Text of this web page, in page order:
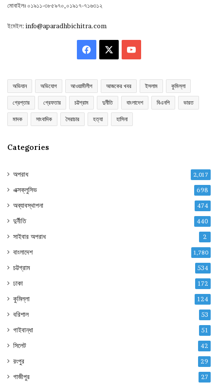
মোবাইলঃ ০১৯১১-৩৮৫৯৭০,০১৯১৭-৭১৬৩১২
ইমেইল:info@aparadhbichitra.com
Facebook YouTube
অভিযান অভিযোগ আওয়ামীলীগ আজকের খবর ইসলাম কুমিল্লা
গ্রেপ্তার গ্রেফতার চট্টগ্রাম দুর্নীতি বাংলাদেশ বিএনপি ভারত
মাদক সাংবাদিক সৈরাচার হত্যা হাসিনা
Categories
অপরাধ 2,017
এক্সক্লুসিভ 698
অব্যাবস্থাপনা 474
দুর্নীতি 440
সাইবার অপরাধ 2
বাংলাদেশ 1,780
চট্টগ্রাম 534
ঢাকা 172
কুমিল্লা 124
বরিশাল 53
গাইবান্ধা 51
সিলেট 42
রংপুর 29
গাজীপুর 27